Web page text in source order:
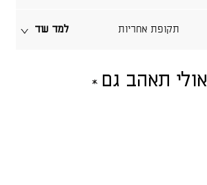
תקופת אחריות למד עוד
אולי תאהב גם